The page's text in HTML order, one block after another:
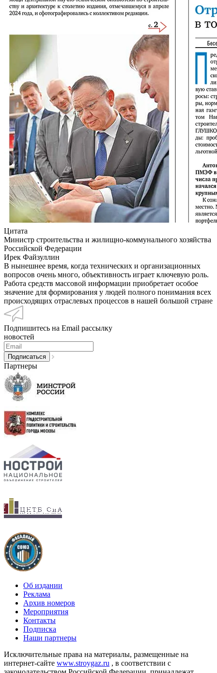
Цитата
Министр строительства и жилищно-коммунального хозяйства
Российской Федерации
Ирек Файзуллин
В нынешнее время, когда технических и организационных
вопросов очень много, объективность играет ключевую роль.
Работа средств массовой информации приобретает особое
значение для формирования у людей полного понимания всех
происходящих отраслевых процессов в нашей большой стране
Подпишитесь на Email рассылку
новостей
Партнеры
Об издании
Реклама
Архив номеров
Мероприятия
Контакты
Подписка
Наши партнеры
Исключительные права на материалы, размещенные на
интернет-сайте www.stroygaz.ru , в соответствии с